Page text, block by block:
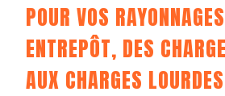
POUR VOS
ENTREPÔT, DES
AUX CHARGES LOURDES